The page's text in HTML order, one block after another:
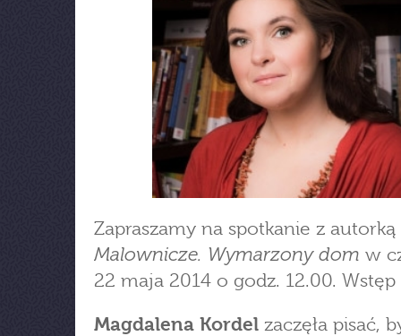
Zapraszamy na spotkanie z autorką
Malownicze. Wymarzony dom w
22 maja 2014 o godz. 12.00.
Magdalena Kordel zaczęła pisać,